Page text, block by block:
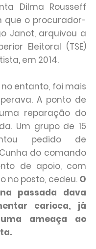
Dilma Rousseff
que o procurador-
Janot, arquivou a
Eleitoral (TSE)
em 2014.
entanto, foi mais
A ponto de
reparação do
Um grupo de 15
pedido de
do comando
de apoio, com
no posto, cedeu. O
passada dava
carioca, já
ameaça ao